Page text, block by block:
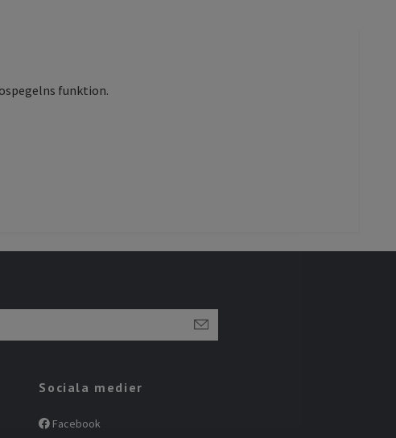
funktion.
Sociala medier
Facebook